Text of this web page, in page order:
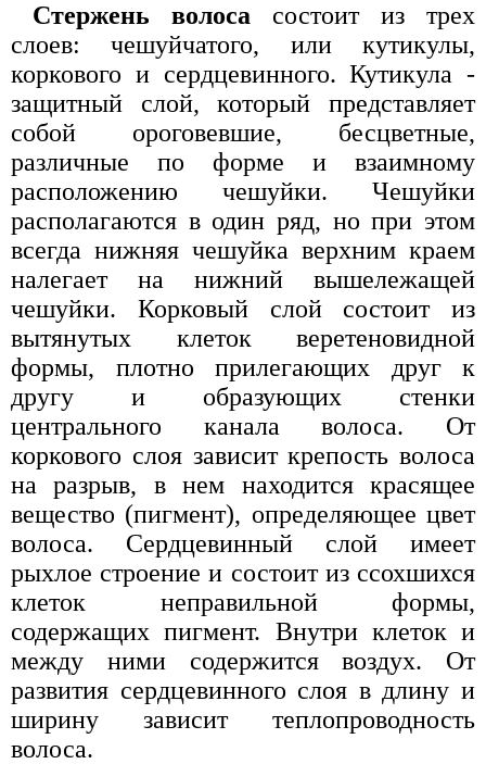
Стержень волоса состоит из трех
слоев: чешуйчатого, или кутикулы,
коркового и сердцевинного. Кутикула -
защитный слой, который представляет
собой ороговевшие, бесцветные,
различные по форме и взаимному
расположению чешуйки. Чешуйки
располагаются в один ряд, но при этом
всегда нижняя чешуйка верхним краем
налегает на нижний вышележащей
чешуйки. Корковый слой состоит из
вытянутых клеток веретеновидной
формы, плотно прилегающих друг к
другу и образующих стенки
центрального канала волоса. От
коркового слоя зависит крепость волоса
на разрыв, в нем находится красящее
вещество (пигмент), определяющее цвет
волоса. Сердцевинный слой имеет
рыхлое строение и состоит из ссохшихся
клеток неправильной формы,
содержащих пигмент. Внутри клеток и
между ними содержится воздух. От
развития сердцевинного слоя в длину и
ширину зависит теплопроводность
волоса.